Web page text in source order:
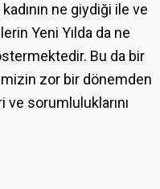
ne giydiği ile ve
Yeni Yılda da ne
Bu da bir
zor bir dönemden
sorumluluklarını